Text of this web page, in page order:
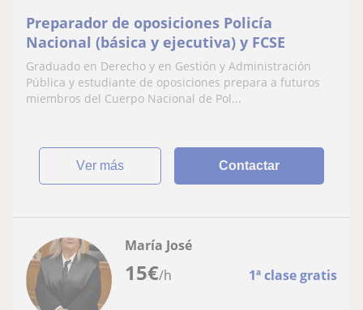
Preparador de oposiciones Policía
Nacional (básica y ejecutiva) y FCSE
Graduado en Derecho y en Gestión y Administración
Pública y estudiante de oposiciones prepara a futuros
miembros del Cuerpo Nacional de Pol...
ver más Contactar
15€/h 1ª clase gratis
María José